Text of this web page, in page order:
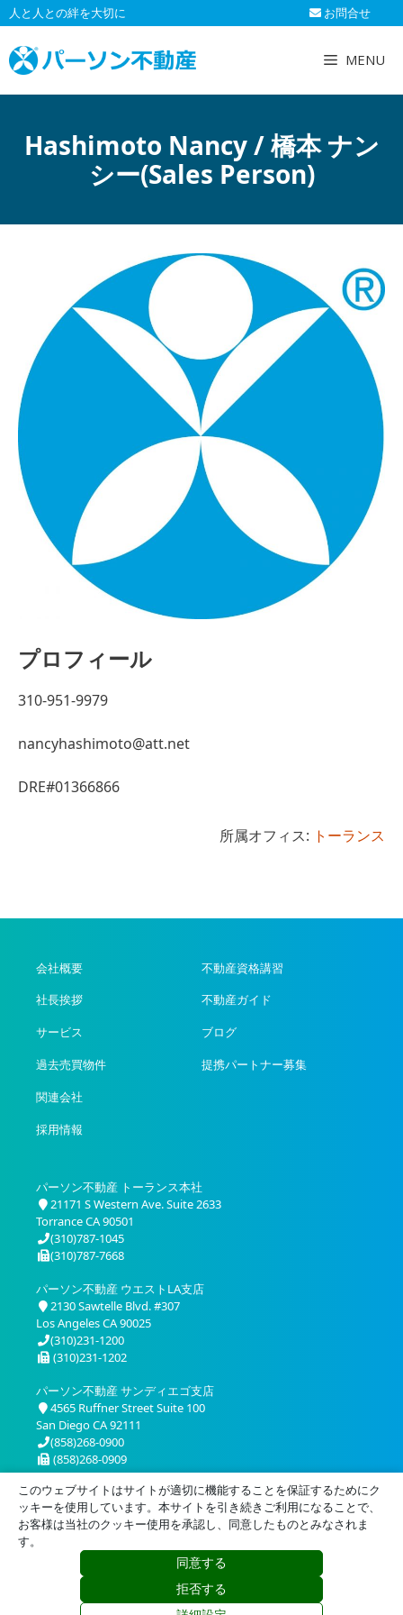
コ
ン
テ
ン
ツ
人と人との絆を大切に お問合せ
MENU
Hashimoto Nancy / 橋本 ナン
シー(Sales Person)
プロフィール
310-951-9979
nancyhashimoto@att.net
DRE#01366866
所属オフィス: トーランス
会社概要
社長挨拶
サービス
過去売買物件
関連会社
採用情報
不動産資格講習
不動産ガイド
ブログ
提携パートナー募集
パーソン不動産 トーランス本社
21171 S Western Ave. Suite 2633
Torrance CA 90501
(310)787-1045
(310)787-7668
パーソン不動産 ウエストLA支店
2130 Sawtelle Blvd. #307
Los Angeles CA 90025
(310)231-1200
(310)231-1202
パーソン不動産 サンディエゴ支店
4565 Ruffner Street Suite 100
San Diego CA 92111
(858)268-0900
(858)268-0909
© 2026 Person Realty, Inc. All Rights Reserved.
このウェブサイトはサイトが適切に機能することを保証するためにク
ッキーを使用しています。本サイトを引き続きご利用になることで、
お客様は当社のクッキー使用を承認し、同意したものとみなされま
す。
同意する
拒否する